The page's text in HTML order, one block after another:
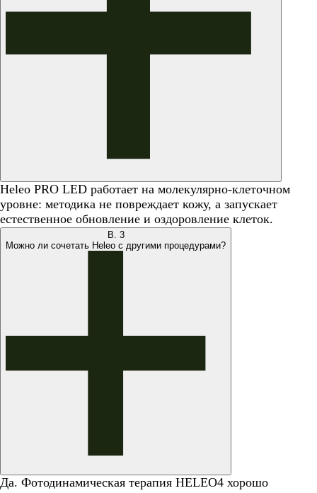
Heleo PRO LED работает на молекулярно-клеточном
уровне: методика не повреждает кожу, а запускает
естественное обновление и оздоровление клеток.
В. 3
Можно ли сочетать Heleo с другими процедурами?
Да. Фотодинамическая терапия HELEO4 хорошо